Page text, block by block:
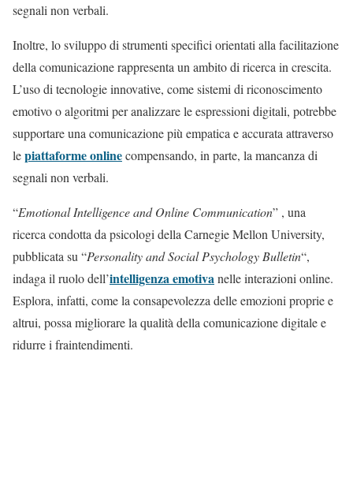
segnali non verbali.
Inoltre, lo sviluppo di strumenti specifici orientati alla facilitazione
della comunicazione rappresenta un ambito di ricerca in crescita.
L’uso di tecnologie innovative, come sistemi di riconoscimento
emotivo o algoritmi per analizzare le espressioni digitali, potrebbe
supportare una comunicazione più empatica e accurata attraverso
lepiattaforme onlinecompensando, in parte, la mancanza di
segnali non verbali.
“Emotional Intelligence and Online Communication” , una
ricerca condotta da psicologi della Carnegie Mellon University,
pubblicata su “Personality and Social Psychology Bulletin“,
indaga il ruolo dell’intelligenza emotivanelle interazioni online.
Esplora, infatti, come la consapevolezza delle emozioni proprie e
altrui, possa migliorare la qualità della comunicazione digitale e
ridurre i fraintendimenti.